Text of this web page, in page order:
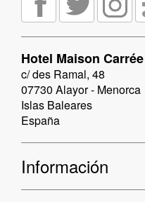
Hotel Maison Carrée
c/ des Ramal, 48
07730 Alayor - Menorca
Islas Baleares
España
Información